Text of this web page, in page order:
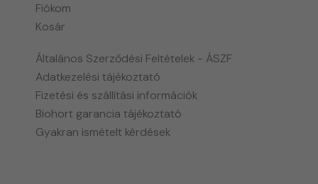
Fiókom
Kosár
Általános Szerződési Feltételek - ÁSZF
Adatkezelési tájékoztató
Fizetési és szállítási információk
Biohort garancia tájékoztató
Gyakran ismételt kérdések